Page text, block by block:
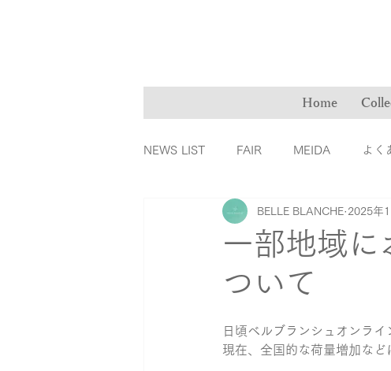
Home
NEWS LIST FAIR MEIDA よく
ＭarryMe TOMIYA倉敷店 Blog
カラーダイヤモンド
リングの誕生秘話 育児 結婚
一部地域に
ついて
BELLE BLANCHE 2025年
日頃ベルブランシュオンラ
現在、全国的な荷量増加など